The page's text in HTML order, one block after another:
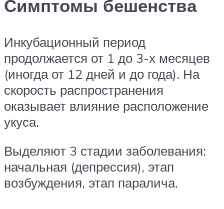
Симптомы бешенства
Инкубационный период
продолжается от 1 до 3-х месяцев
(иногда от 12 дней и до года). На
скорость распространения
оказывает влияние расположение
укуса.
Выделяют 3 стадии заболевания:
начальная (депрессия), этап
возбуждения, этап паралича.